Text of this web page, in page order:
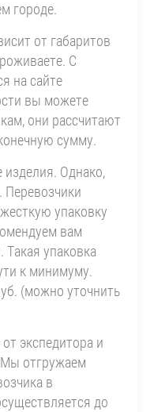
городе.
от габаритов
С
на сайте
вы можете
они рассчитают
сумму.
Однако,
Перевозчики
упаковку
вам
Такая упаковка
к минимуму.
(можно уточнить
экспедитора и
Мы отгружаем
в
до